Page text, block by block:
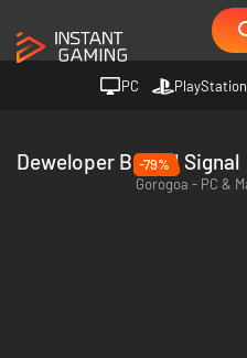
PC PlayStation
Deweloper Buried Signal
-79%